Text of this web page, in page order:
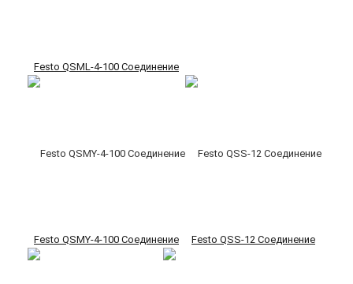
Festo QSML-4-100 Соединение
Festo QSMY-4-100 Соединение Festo QSS-12 Соединение